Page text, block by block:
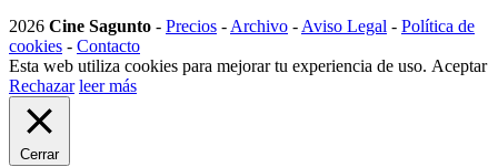
2026 Cine Sagunto - Precios - Archivo - Aviso Legal - Política de
cookies - Contacto
Esta web utiliza cookies para mejorar tu experiencia de uso. Aceptar
Rechazar leer más
Cerrar